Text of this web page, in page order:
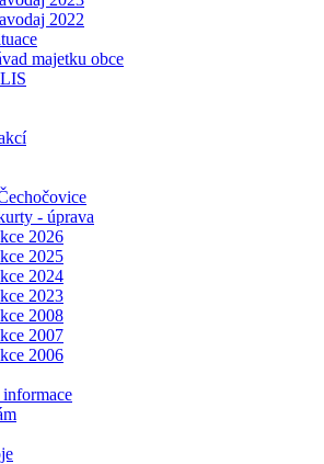
2022
majetku obce
- úprava
2026
2025
2024
2023
2008
2007
2006